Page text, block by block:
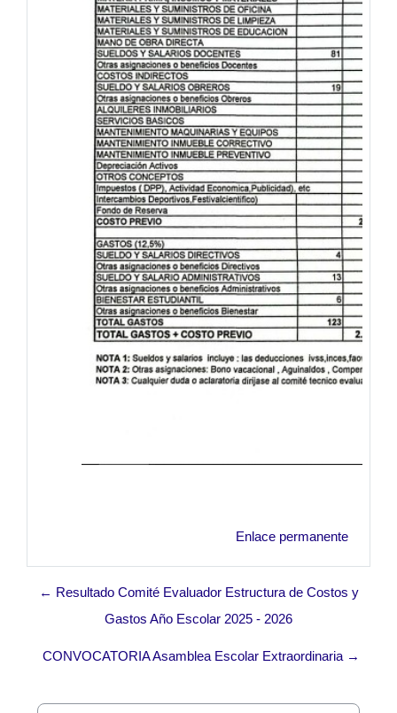
Enlace permanente
← Resultado Comité Evaluador Estructura de Costos y
Gastos Año Escolar 2025 - 2026
CONVOCATORIA Asamblea Escolar Extraordinaria →